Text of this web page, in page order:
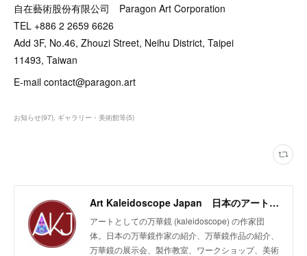
自在藝術股份有限公司 Paragon Art Corporation
TEL +886 2 2659 6626
Add 3F, No.46, Zhouzi Street, Neihu District, Taipei
11493, Taiwan
E-mail contact@paragon.art
お知らせ(97) ギャラリー・美術館等(5)
Art Kaleidoscope Japan 日本のアート万華鏡の作家団体
アートとしての万華鏡 (kaleidoscope) の作家団
体。日本の万華鏡作家の紹介、万華鏡作品の紹介、
万華鏡の展示会、製作教室、ワークショップ、美術